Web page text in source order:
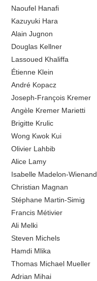
Naoufel Hanafi
Kazuyuki Hara
Alain Jugnon
Douglas Kellner
Lassoued Khaliffa
Étienne Klein
André Kopacz
Joseph-François Kremer
Angèle Kremer Marietti
Brigitte Krulic
Wong Kwok Kui
Olivier Lahbib
Alice Lamy
Isabelle Madelon-Wienand
Christian Magnan
Stéphane Martin-Simig
Francis Métivier
Ali Melki
Steven Michels
Hamdi Mlika
Thomas Michael Mueller
Adrian Mihai